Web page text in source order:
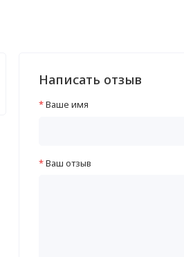
Написать отзыв
Ваше имя
Ваш отзыв